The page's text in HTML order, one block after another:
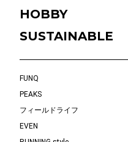
HOBBY
SUSTAINABLE
FUNQ
PEAKS
フィールドライフ
EVEN